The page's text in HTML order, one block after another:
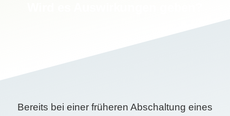
Bereits bei einer früheren Abschaltung eines